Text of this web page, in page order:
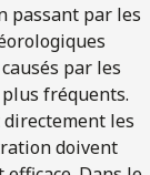
passant par les
par les
fréquents.
directement les
doivent